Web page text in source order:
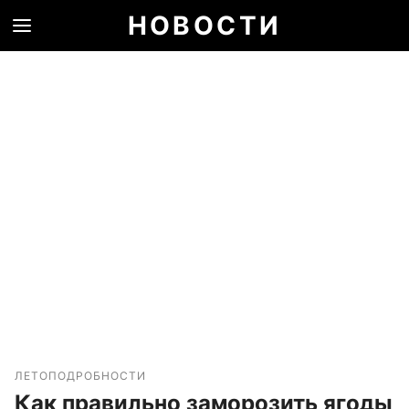
НОВОСТИ
ЛЕТОПОДРОБНОСТИ
Как правильно заморозить ягоды